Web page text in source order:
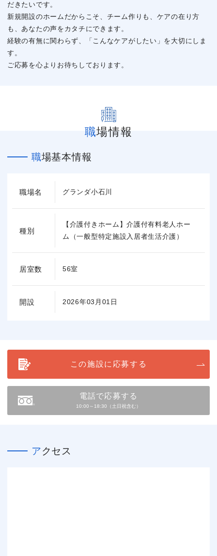
だきたいです。
新規開設のホームだからこそ、チーム作りも、ケアの在り方
も、あなたの声をカタチにできます。
経験の有無に関わらず、「こんなケアがしたい」を大切にしま
す。
ご応募を心よりお待ちしております。
職場情報
職場基本情報
職場名 グランダ小石川
種別
【介護付きホーム】介護付有料老人ホー
ム（一般型特定施設入居者生活介護）
居室数 56室
開設 2026年03月01日
この施設に応募する
電話で応募する
10:00～18:30（土日祝含む）
アクセス